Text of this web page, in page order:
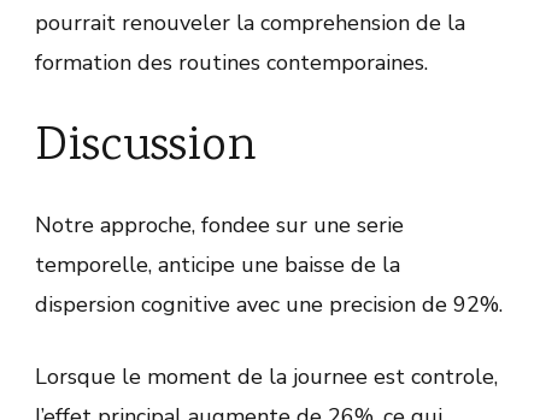
pourrait renouveler la comprehension de la
formation des routines contemporaines.
Discussion
Notre approche, fondee sur une serie
temporelle, anticipe une baisse de la
dispersion cognitive avec une precision de 92%.
Lorsque le moment de la journee est controle,